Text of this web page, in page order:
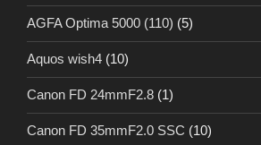
AGFA Optima 5000 (110) (5)
Aquos wish4 (10)
Canon FD 24mmF2.8 (1)
Canon FD 35mmF2.0 SSC (10)